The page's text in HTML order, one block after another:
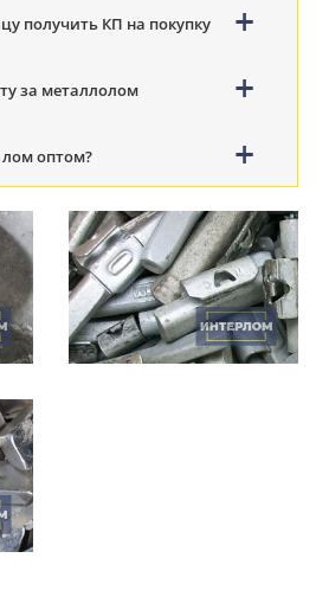
получить КП на покупку
за металлолом
оптом?